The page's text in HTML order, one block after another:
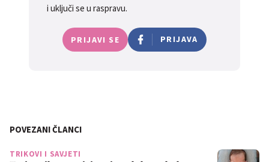
i uključi se u raspravu.
PRIJAVI SE PRIJAVA
POVEZANI ČLANCI
TRIKOVI I SAVJETI